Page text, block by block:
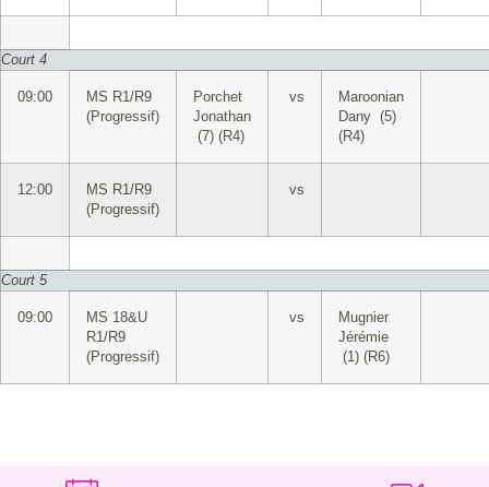
Court 4
09:00
MS R1/R9
(Progressif)
Porchet
Jonathan
(7) (R4)
vs
Maroonian
Dany (5)
(R4)
12:00
MS R1/R9
(Progressif)
vs
Court 5
09:00
MS 18&U
R1/R9
(Progressif)
vs
Mugnier
Jérémie
(1) (R6)